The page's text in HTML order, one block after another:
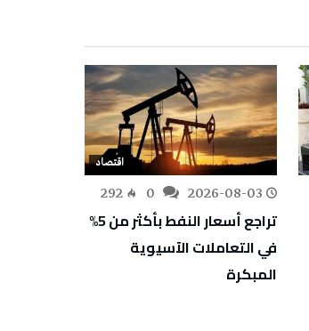
اقتصاد
2026-08-03
292
تراجع أسعار النفط بأكثر من 5%
في التعاملات الآسيوية
المبكرة